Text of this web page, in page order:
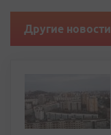
Другие новости